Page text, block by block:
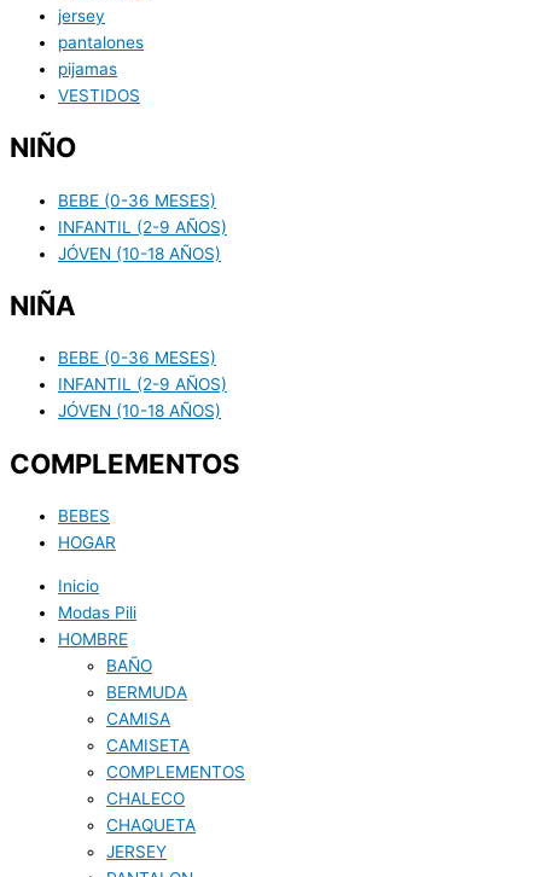
jersey
pantalones
pijamas
VESTIDOS
NIÑO
BEBE (0-36 MESES)
INFANTIL (2-9 AÑOS)
JÓVEN (10-18 AÑOS)
NIÑA
BEBE (0-36 MESES)
INFANTIL (2-9 AÑOS)
JÓVEN (10-18 AÑOS)
COMPLEMENTOS
BEBES
HOGAR
Inicio
Modas Pili
HOMBRE
BAÑO
BERMUDA
CAMISA
CAMISETA
COMPLEMENTOS
CHALECO
CHAQUETA
JERSEY